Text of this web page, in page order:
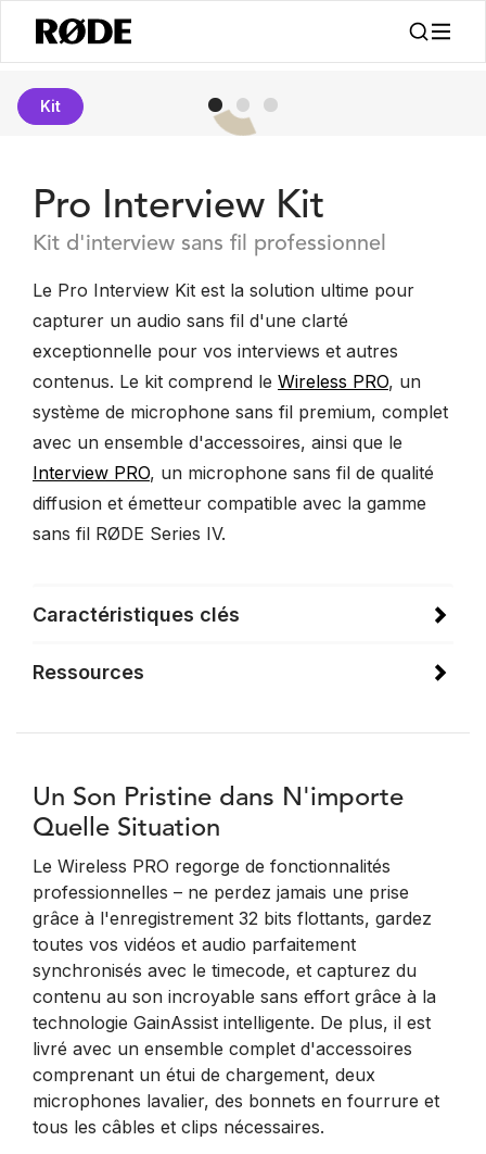
Kit
Pro Interview Kit
Kit d'interview sans fil professionnel
Le Pro Interview Kit est la solution ultime pour
capturer un audio sans fil d'une clarté
exceptionnelle pour vos interviews et autres
contenus. Le kit comprend le Wireless PRO, un
système de microphone sans fil premium, complet
avec un ensemble d'accessoires, ainsi que le
Interview PRO, un microphone sans fil de qualité
diffusion et émetteur compatible avec la gamme
sans fil RØDE Series IV.
Caractéristiques clés
Ressources
Un Son Pristine dans N'importe
Quelle Situation
Le Wireless PRO regorge de fonctionnalités
professionnelles – ne perdez jamais une prise
grâce à l'enregistrement 32 bits flottants, gardez
toutes vos vidéos et audio parfaitement
synchronisés avec le timecode, et capturez du
contenu au son incroyable sans effort grâce à la
technologie GainAssist intelligente. De plus, il est
livré avec un ensemble complet d'accessoires
comprenant un étui de chargement, deux
microphones lavalier, des bonnets en fourrure et
tous les câbles et clips nécessaires.